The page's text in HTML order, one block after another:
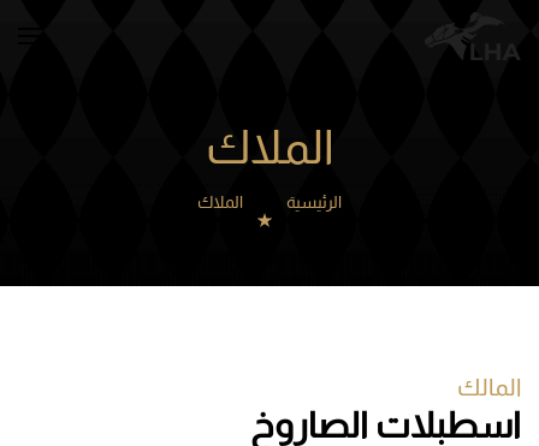
الملاك
الرئيسية الملاك
المالك
اسطبلات الصاروخ